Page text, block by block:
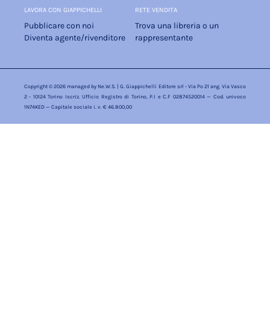
LAVORA CON GIAPPICHELLI
Pubblicare con noi
Diventa agente/rivenditore
RETE VENDITA
Trova una libreria o un
rappresentante
Copyright © 2026 managed by Ne.W.S. | G. Giappichelli Editore srl - Via Po 21 ang. Via Vasco
2 - 10124 Torino Iscriz. Ufficio Registro di Torino, P.I e C.F 02874520014 — Cod. univoco
1N74KED — Capitale sociale i. v. € 46.800,00